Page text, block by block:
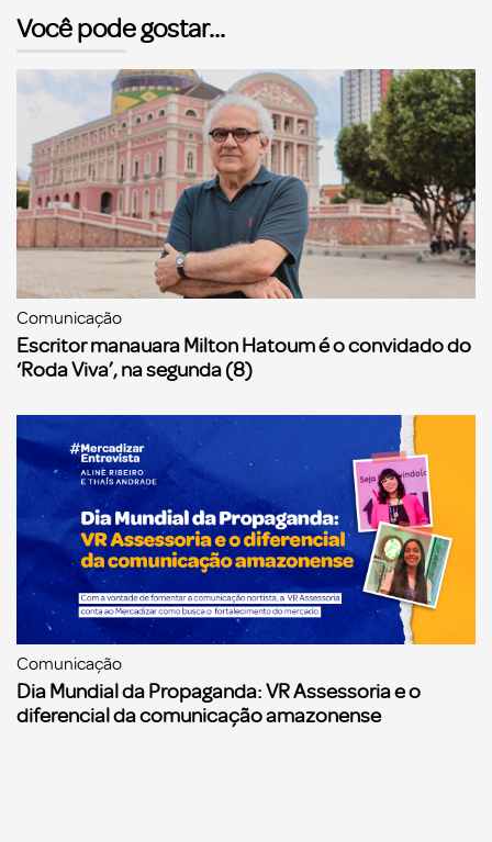
Você pode gostar...
Comunicação
Escritor manauara Milton Hatoum é o convidado do
‘Roda Viva’, na segunda (8)
Comunicação
Dia Mundial da Propaganda: VR Assessoria e o
diferencial da comunicação amazonense